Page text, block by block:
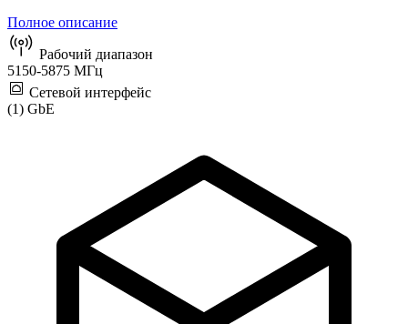
Полное описание
Рабочий диапазон
5150-5875 МГц
Сетевой интерфейс
(1) GbE